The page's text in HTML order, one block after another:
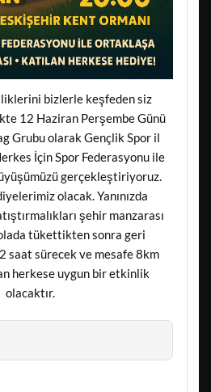
bizlerle keşfeden siz
12 Haziran Perşembe Günü
Grubu olarak Gençlik Spor il
İçin Spor Federasyonu ile
gerçekleştiriyoruz.
olacak. Yanınızda
şehir manzarası
tükettikten sonra geri
saat sürecek ve mesafe 8km
herkese uygun bir etkinlik
olacaktır.